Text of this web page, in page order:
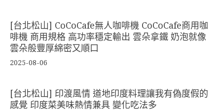
[台北松山] CoCoCafe無人咖啡機 CoCoCafe商用咖
啡機 商用規格 高功率穩定輸出 雲朵拿鐵 奶泡就像
雲朵般豐厚綿密又順口
2025-08-06
[台北松山] 印渡風情 道地印度料理讓我有偽度假的
感覺 印度菜美味熱情兼具 變化吃法多